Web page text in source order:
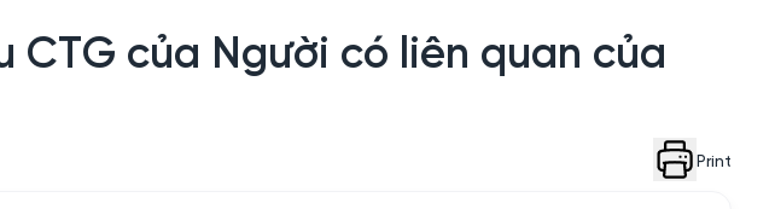
CTG của Người có liên quan của
Print